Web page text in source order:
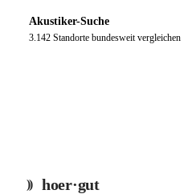
Akustiker-Suche
3.142 Standorte bundesweit vergleichen
hoer·gut